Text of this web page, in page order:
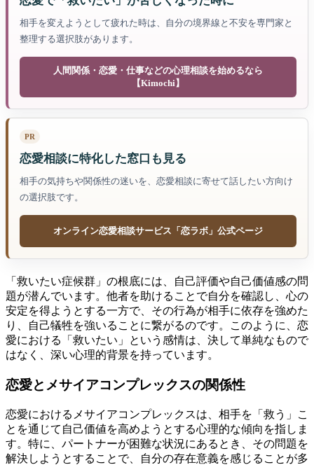
相手を変えようとして疲れた時は、自分の境界線と不安を専門家と
整理する選択肢があります。
人間関係・恋愛・仕事などの心理相談を始めるなら
【Kimochi】
PR
恋愛相談に特化した窓口も見る
相手の気持ちや関係性の迷いを、恋愛相談に寄せて話したい方向け
の選択肢です。
オンライン恋愛相談サービス「恋ラボ」公式ページ
「救いたい症候群」の根底には、自己評価や自己価値感の問
題が潜んでいます。他者を助けることで自分を確認し、心の
安定を得ようとする一方で、その行為が相手に依存を強めた
り、自己犠牲を強いることに繋がるのです。このように、恋
愛における「救いたい」という感情は、決して単純なもので
はなく、深い心理的背景を持っています。
恋愛とメサイアコンプレックスの関係性
恋愛におけるメサイアコンプレックスは、相手を「救う」こ
とを通じて自己価値を高めようとする心理的な傾向を指しま
す。特に、パートナーが困難な状況にあるとき、その問題を
解決しようとすることで、自分の存在意義を感じることが多